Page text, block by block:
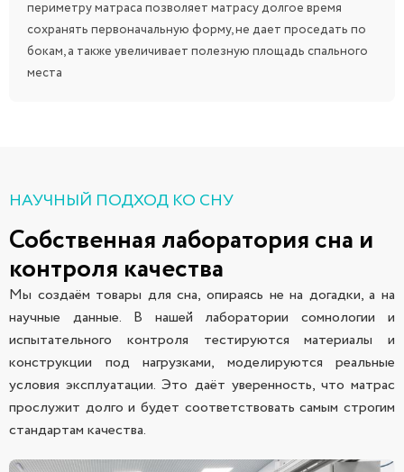
периметру матраса позволяет матрасу долгое время
сохранять первоначальную форму, не дает проседать по
бокам, а также увеличивает полезную площадь спального
места
НАУЧНЫЙ ПОДХОД КО СНУ
Собственная лаборатория сна и
контроля качества
Мы создаём товары для сна, опираясь не на догадки, а на
научные данные. В нашей лаборатории сомнологии и
испытательного контроля тестируются материалы и
конструкции под нагрузками, моделируются реальные
условия эксплуатации. Это даёт уверенность, что матрас
прослужит долго и будет соответствовать самым строгим
стандартам качества.